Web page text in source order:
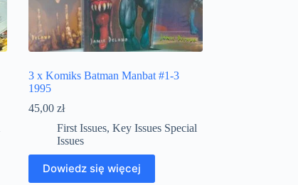
3 x Komiks Batman Manbat #1-3
1995
45,00 zł
First Issues, Key Issues Special
Issues
Dowiedz się więcej